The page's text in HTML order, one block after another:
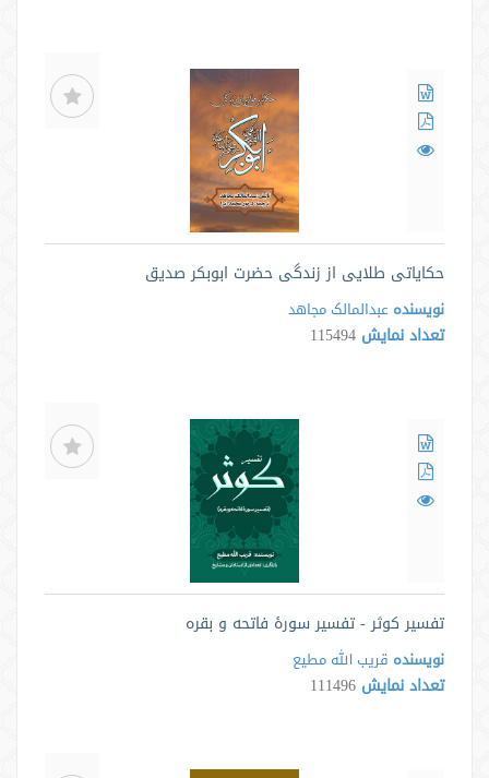
حکایاتی طلایی از زندگی حضرت ابوبکر صدیق
نویسنده عبدالمالک مجاهد
تعداد نمایش 115494
تفسیر کوثر - تفسیر سورۀ فاتحه و بقره
نویسنده قریب الله مطیع
تعداد نمایش 111496